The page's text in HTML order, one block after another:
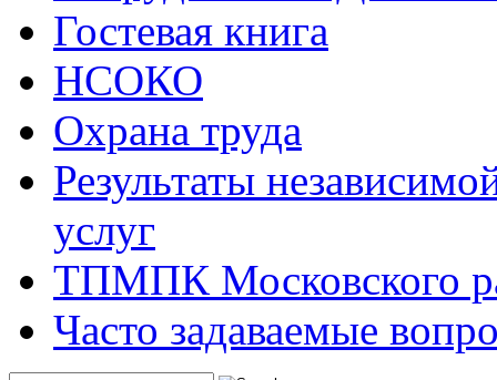
Гостевая книга
НСОКО
Охрана труда
Результаты
услуг
ТПМПК Московского
Часто задаваемые